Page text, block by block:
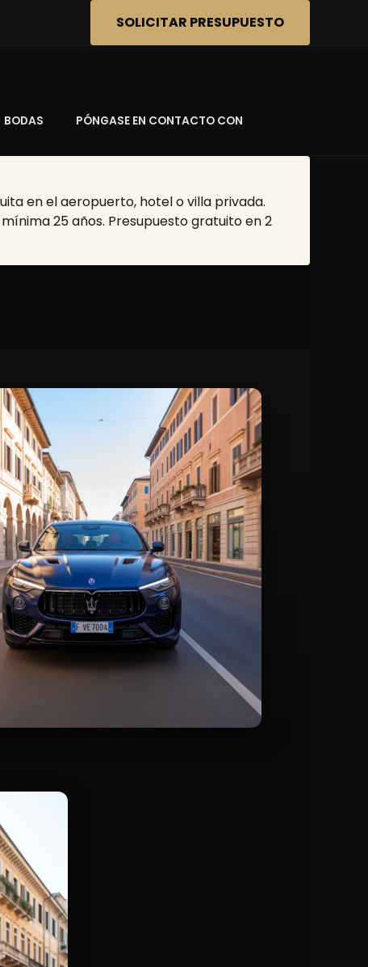
SOLICITAR PRESUPUESTO
BODAS PÓNGASE EN CONTACTO CON
en el aeropuerto, hotel o villa privada.
25 años. Presupuesto gratuito en 2